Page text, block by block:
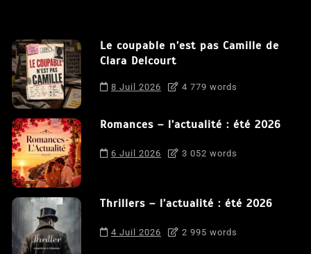
Le coupable n’est pas Camille de
Clara Delcourt
8 Juil 2026 4 779 words
Romances – l’actualité : été 2026
6 Juil 2026 3 052 words
Thrillers – l’actualité : été 2026
4 Juil 2026 2 995 words